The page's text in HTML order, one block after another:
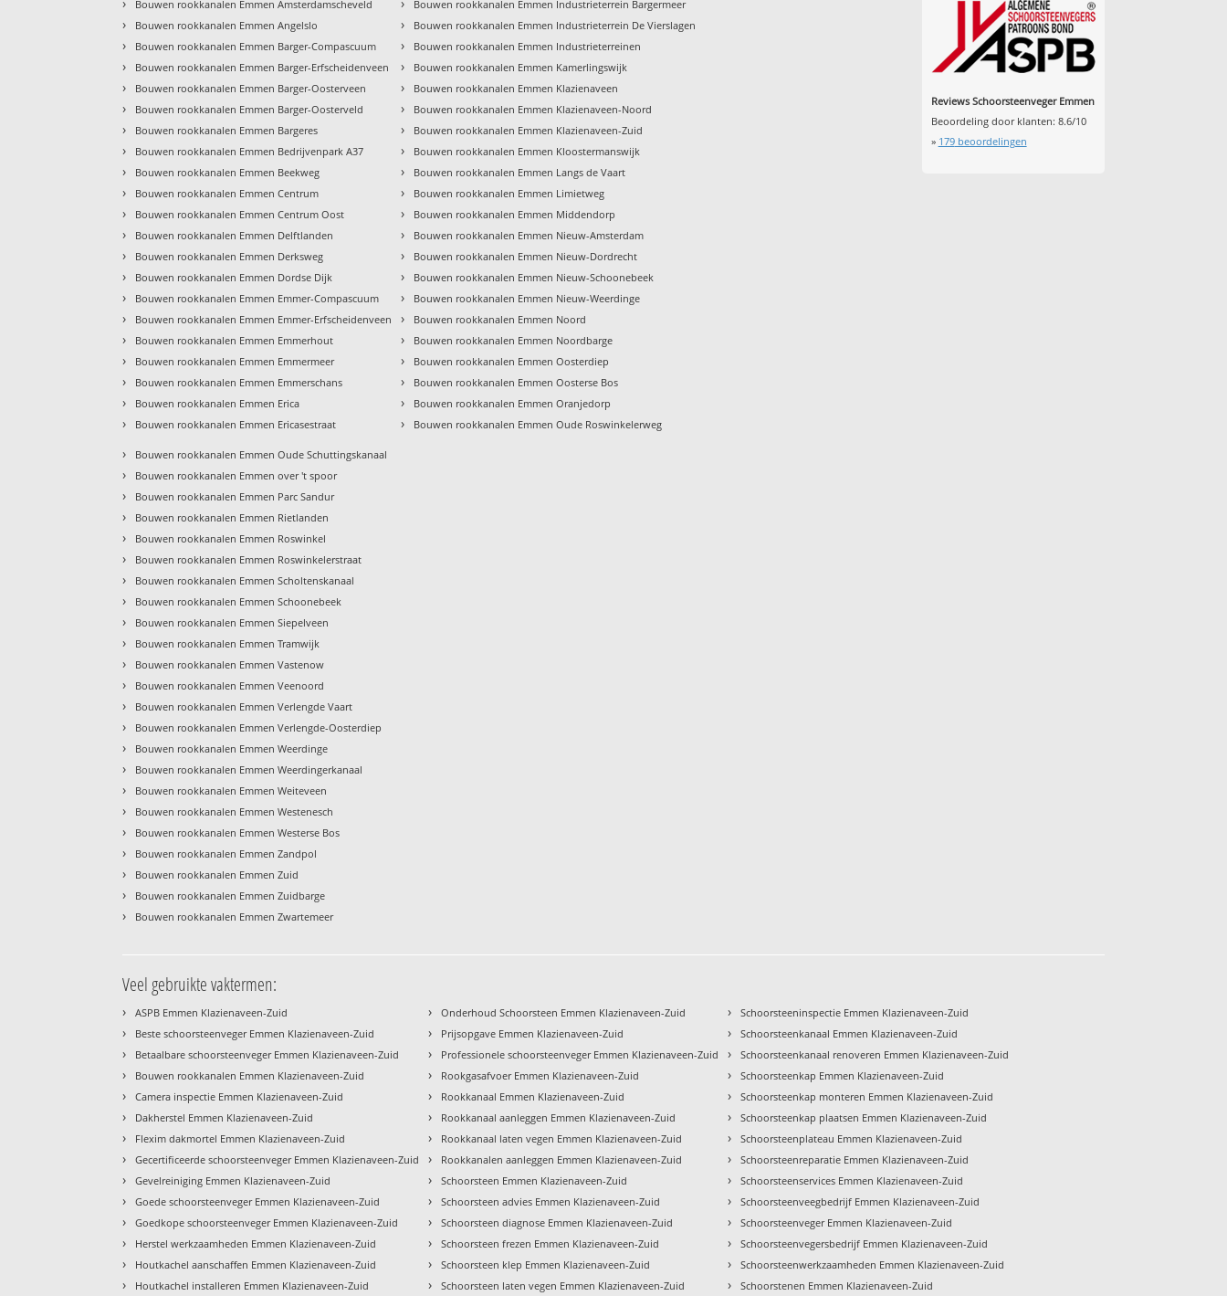
Bouwen rookkanalen Emmen Amsterdamscheveld
› Bouwen rookkanalen Emmen Angelslo
› Bouwen rookkanalen Emmen Barger-Compascuum
› Bouwen rookkanalen Emmen Barger-Erfscheidenveen
› Bouwen rookkanalen Emmen Barger-Oosterveen
› Bouwen rookkanalen Emmen Barger-Oosterveld
› Bouwen rookkanalen Emmen Bargeres
› Bouwen rookkanalen Emmen Bedrijvenpark A37
› Bouwen rookkanalen Emmen Beekweg
› Bouwen rookkanalen Emmen Centrum
› Bouwen rookkanalen Emmen Centrum Oost
› Bouwen rookkanalen Emmen Delftlanden
› Bouwen rookkanalen Emmen Derksweg
› Bouwen rookkanalen Emmen Dordse Dijk
› Bouwen rookkanalen Emmen Emmer-Compascuum
› Bouwen rookkanalen Emmen Emmer-Erfscheidenveen
› Bouwen rookkanalen Emmen Emmerhout
› Bouwen rookkanalen Emmen Emmermeer
› Bouwen rookkanalen Emmen Emmerschans
› Bouwen rookkanalen Emmen Erica
› Bouwen rookkanalen Emmen Ericasestraat
Bouwen rookkanalen Emmen Industrieterrein Bargermeer
› Bouwen rookkanalen Emmen Industrieterrein De Vierslagen
› Bouwen rookkanalen Emmen Industrieterreinen
› Bouwen rookkanalen Emmen Kamerlingswijk
› Bouwen rookkanalen Emmen Klazienaveen
› Bouwen rookkanalen Emmen Klazienaveen-Noord
› Bouwen rookkanalen Emmen Klazienaveen-Zuid
› Bouwen rookkanalen Emmen Kloostermanswijk
› Bouwen rookkanalen Emmen Langs de Vaart
› Bouwen rookkanalen Emmen Limietweg
› Bouwen rookkanalen Emmen Middendorp
› Bouwen rookkanalen Emmen Nieuw-Amsterdam
› Bouwen rookkanalen Emmen Nieuw-Dordrecht
› Bouwen rookkanalen Emmen Nieuw-Schoonebeek
› Bouwen rookkanalen Emmen Nieuw-Weerdinge
› Bouwen rookkanalen Emmen Noord
› Bouwen rookkanalen Emmen Noordbarge
› Bouwen rookkanalen Emmen Oosterdiep
› Bouwen rookkanalen Emmen Oosterse Bos
› Bouwen rookkanalen Emmen Oranjedorp
› Bouwen rookkanalen Emmen Oude Roswinkelerweg
› Bouwen rookkanalen Emmen Oude Schuttingskanaal
› Bouwen rookkanalen Emmen over 't spoor
› Bouwen rookkanalen Emmen Parc Sandur
› Bouwen rookkanalen Emmen Rietlanden
› Bouwen rookkanalen Emmen Roswinkel
› Bouwen rookkanalen Emmen Roswinkelerstraat
› Bouwen rookkanalen Emmen Scholtenskanaal
› Bouwen rookkanalen Emmen Schoonebeek
› Bouwen rookkanalen Emmen Siepelveen
› Bouwen rookkanalen Emmen Tramwijk
› Bouwen rookkanalen Emmen Vastenow
› Bouwen rookkanalen Emmen Veenoord
› Bouwen rookkanalen Emmen Verlengde Vaart
› Bouwen rookkanalen Emmen Verlengde-Oosterdiep
› Bouwen rookkanalen Emmen Weerdinge
› Bouwen rookkanalen Emmen Weerdingerkanaal
› Bouwen rookkanalen Emmen Weiteveen
› Bouwen rookkanalen Emmen Westenesch
› Bouwen rookkanalen Emmen Westerse Bos
› Bouwen rookkanalen Emmen Zandpol
› Bouwen rookkanalen Emmen Zuid
› Bouwen rookkanalen Emmen Zuidbarge
› Bouwen rookkanalen Emmen Zwartemeer
Reviews Schoorsteenveger Emmen
Beoordeling door klanten: 8.6/10
» 179beoordelingen
Veel gebruikte vaktermen:
› ASPB Emmen Klazienaveen-Zuid
› Beste schoorsteenveger Emmen Klazienaveen-Zuid
› Betaalbare schoorsteenveger Emmen Klazienaveen-Zuid
› Bouwen rookkanalen Emmen Klazienaveen-Zuid
› Camera inspectie Emmen Klazienaveen-Zuid
› Dakherstel Emmen Klazienaveen-Zuid
› Flexim dakmortel Emmen Klazienaveen-Zuid
› Gecertificeerde schoorsteenveger Emmen Klazienaveen-Zuid
› Gevelreiniging Emmen Klazienaveen-Zuid
› Goede schoorsteenveger Emmen Klazienaveen-Zuid
› Goedkope schoorsteenveger Emmen Klazienaveen-Zuid
› Herstel werkzaamheden Emmen Klazienaveen-Zuid
› Houtkachel aanschaffen Emmen Klazienaveen-Zuid
› Houtkachel installeren Emmen Klazienaveen-Zuid
› Onderhoud Schoorsteen Emmen Klazienaveen-Zuid
› Prijsopgave Emmen Klazienaveen-Zuid
› Professionele schoorsteenveger Emmen Klazienaveen-Zuid
› Rookgasafvoer Emmen Klazienaveen-Zuid
› Rookkanaal Emmen Klazienaveen-Zuid
› Rookkanaal aanleggen Emmen Klazienaveen-Zuid
› Rookkanaal laten vegen Emmen Klazienaveen-Zuid
› Rookkanalen aanleggen Emmen Klazienaveen-Zuid
› Schoorsteen Emmen Klazienaveen-Zuid
› Schoorsteen advies Emmen Klazienaveen-Zuid
› Schoorsteen diagnose Emmen Klazienaveen-Zuid
› Schoorsteen frezen Emmen Klazienaveen-Zuid
› Schoorsteen klep Emmen Klazienaveen-Zuid
› Schoorsteen laten vegen Emmen Klazienaveen-Zuid
› Schoorsteeninspectie Emmen Klazienaveen-Zuid
› Schoorsteenkanaal Emmen Klazienaveen-Zuid
› Schoorsteenkanaal renoveren Emmen Klazienaveen-Zuid
› Schoorsteenkap Emmen Klazienaveen-Zuid
› Schoorsteenkap monteren Emmen Klazienaveen-Zuid
› Schoorsteenkap plaatsen Emmen Klazienaveen-Zuid
› Schoorsteenplateau Emmen Klazienaveen-Zuid
› Schoorsteenreparatie Emmen Klazienaveen-Zuid
› Schoorsteenservices Emmen Klazienaveen-Zuid
› Schoorsteenveegbedrijf Emmen Klazienaveen-Zuid
› Schoorsteenveger Emmen Klazienaveen-Zuid
› Schoorsteenvegersbedrijf Emmen Klazienaveen-Zuid
› Schoorsteenwerkzaamheden Emmen Klazienaveen-Zuid
› Schoorstenen Emmen Klazienaveen-Zuid